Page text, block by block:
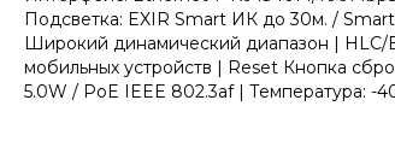
Подсветка: EXIR Smart ИК до 30м. /
Широкий динамический диапазон | HLC/
мобильных устройств | Reset Кнопка
5.0W / PoE IEEE 802.3af | Температура: -